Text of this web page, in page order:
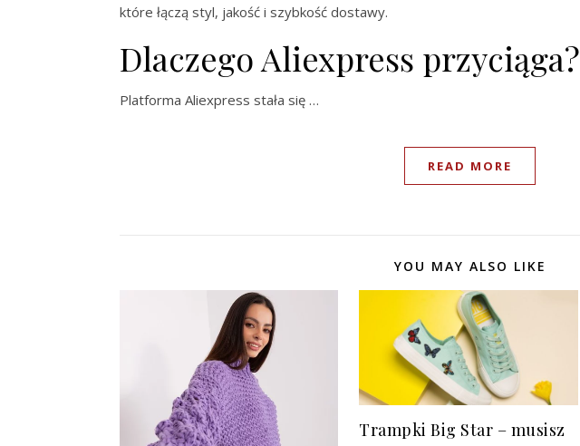
które łączą styl, jakość i szybkość dostawy.
Dlaczego Aliexpress przyciąga?
Platforma Aliexpress stała się …
READ MORE
YOU MAY ALSO LIKE
Trampki Big Star – musisz